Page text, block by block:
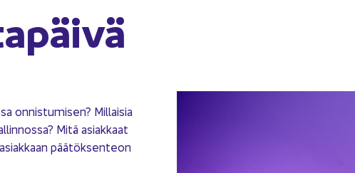
on­nis­tu­mi­sen? Mil­lai­sia
Mitä asiak­kaat
pää­tök­sen­teon